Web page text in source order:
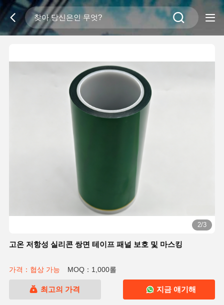
2/3
고온 저항성 실리콘 쌍면 테이프 패널 보호 및 마스킹
가격：협상 가능 MOQ：1,000롤
최고의 가격 지금 얘기해